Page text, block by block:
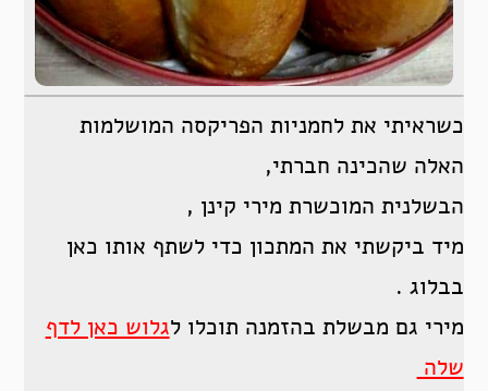
כשראיתי את לחמניות הפריקסה המושלמות
האלה שהכינה חברתי,
הבשלנית המוכשרת מירי קינן ,
מיד ביקשתי את המתכון כדי לשתף אותו כאן
בבלוג .
מירי גם מבשלת בהזמנה תוכלו לגלוש כאן לדף
שלה